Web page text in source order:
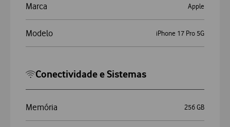
Marca Apple
Modelo iPhone 17 Pro 5G
Conectividade e Sistemas
Memória 256 GB